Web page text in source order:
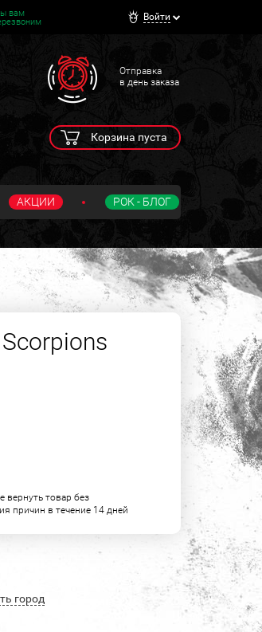
вам
Войти
Отправка
в день заказа
Корзина пуста
АКЦИИ РОК - БЛОГ
вернуть товар без
причин в течение 14 дней
город